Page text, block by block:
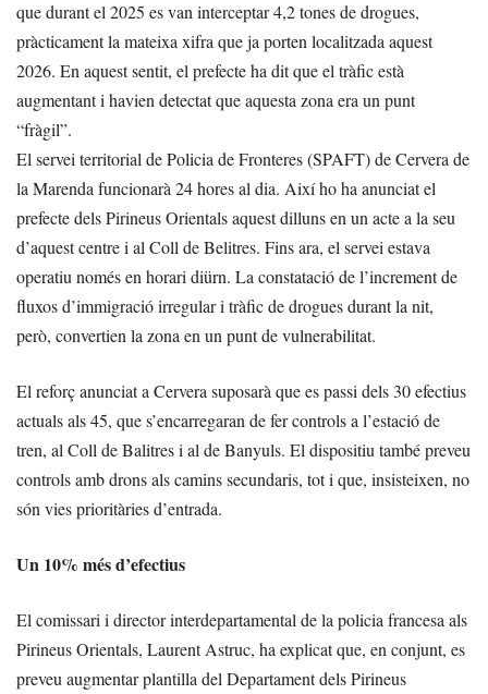
que durant el 2025 es van interceptar 4,2 tones de drogues,
pràcticament la mateixa xifra que ja porten localitzada aquest
2026. En aquest sentit, el prefecte ha dit que el tràfic està
augmentant i havien detectat que aquesta zona era un punt
“fràgil”.
El servei territorial de Policia de Fronteres (SPAFT) de Cervera de
la Marenda funcionarà 24 hores al dia. Així ho ha anunciat el
prefecte dels Pirineus Orientals aquest dilluns en un acte a la seu
d’aquest centre i al Coll de Belitres. Fins ara, el servei estava
operatiu només en horari diürn. La constatació de l’increment de
fluxos d’immigració irregular i tràfic de drogues durant la nit,
però, convertien la zona en un punt de vulnerabilitat.
El reforç anunciat a Cervera suposarà que es passi dels 30 efectius
actuals als 45, que s’encarregaran de fer controls a l’estació de
tren, al Coll de Balitres i al de Banyuls. El dispositiu també preveu
controls amb drons als camins secundaris, tot i que, insisteixen, no
són vies prioritàries d’entrada.
Un 10% més d’efectius
El comissari i director interdepartamental de la policia francesa als
Pirineus Orientals, Laurent Astruc, ha explicat que, en conjunt, es
preveu augmentar plantilla del Departament dels Pirineus